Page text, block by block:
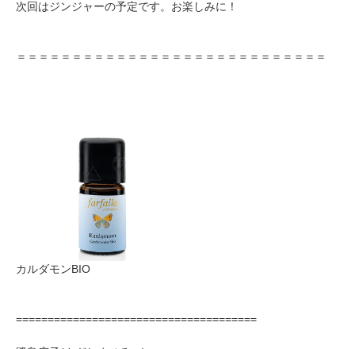
次回はジンジャーの予定です。お楽しみに！
＝＝＝＝＝＝＝＝＝＝＝＝＝＝＝＝＝＝＝＝＝＝＝＝＝＝＝＝
カルダモンBIO
======================================